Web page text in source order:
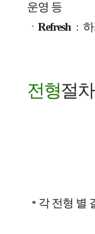
운영 등
ㆍ Refresh :
전형절차
* 각 전형 별